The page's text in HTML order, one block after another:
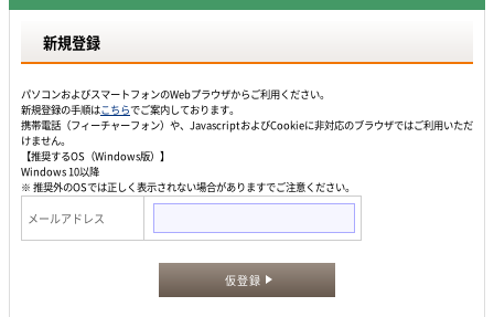
新規登録
パソコンおよびスマートフォンのWebプラウザからご利用ください。
新規登録の手順はこちらでご案内しております。
携帯電話（フィーチャーフォン）や、JavascriptおよびCookieに非対応のブラウザではご利用いただ
けません。
【推奨するOS（Windows版）】
Windows 10以降
※ 推奨外のOSでは正しく表示されない場合がありますでご注意ください。
メールアドレス
仮登録